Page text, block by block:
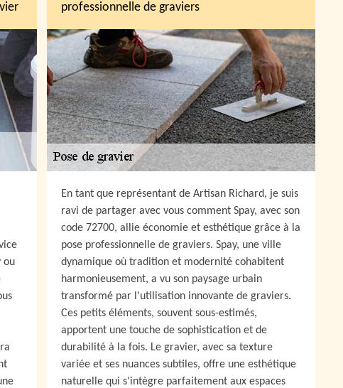
ou
professionnelle de graviers
En tant que représentant de Artisan Richard, je suis
ravi de partager avec vous comment Spay, avec son
code 72700, allie économie et esthétique grâce à la
pose professionnelle de graviers. Spay, une ville
dynamique où tradition et modernité cohabitent
harmonieusement, a vu son paysage urbain
transformé par l'utilisation innovante de graviers.
Ces petits éléments, souvent sous-estimés,
apportent une touche de sophistication et de
durabilité à la fois. Le gravier, avec sa texture
variée et ses nuances subtiles, offre une esthétique
naturelle qui s'intègre parfaitement aux espaces